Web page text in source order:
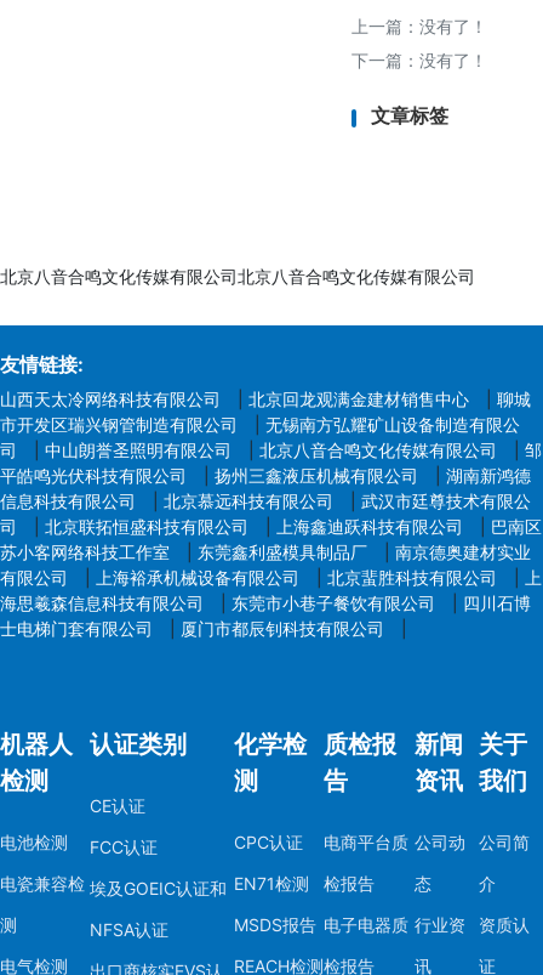
通过上述检测，可系
适应性，为深海勘探
上一篇：没有了！
下一篇：没有了！
文章标签
北京八音合鸣文化传媒有限公司北京八音合鸣文化传媒有限公司
友情链接:
山西天太冷网络科技有限公司 北京回龙观满金建材销售中心
聊城
市开发区瑞兴钢管制造有限公司
无锡南方弘耀矿山设备制造有限公
司
中山朗誉圣照明有限公司 北京八音合鸣文化传媒有限公司
邹
平皓鸣光伏科技有限公司
扬州三鑫液压机械有限公司
湖南新鸿德
信息科技有限公司
北京慕远科技有限公司
武汉市廷尊技术有限公
司
北京联拓恒盛科技有限公司 上海鑫迪跃科技有限公司
巴南区
苏小客网络科技工作室
东莞鑫利盛模具制品厂
南京德奥建材实业
有限公司
上海裕承机械设备有限公司 北京蜚胜科技有限公司
上
海思羲森信息科技有限公司
东莞市小巷子餐饮有限公司
四川石博
士电梯门套有限公司
厦门市都辰钊科技有限公司
机器人
检测
电池检测
电瓷兼容检
测
电气检测
认证类别
CE认证
FCC认证
埃及GOEIC认证和
NFSA认证
化学检
测
CPC认证
EN71检测
MSDS报告
REACH检测
质检报
告
电商平台质
检报告
电子电器质
检报告
新闻
资讯
公司动
态
行业资
讯
关于
我们
公司简
介
资质认
证